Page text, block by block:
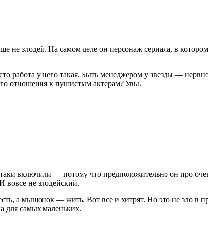
не злодей. На самом деле он персонаж сериала, в
работа у него такая. Быть менеджером у звезды —
отношения к пушистым актерам? Увы.
включили — потому что предположительно он про
вовсе не злодейский.
а мышонок — жить. Вот все и хитрят. Но это не зло в
для самых маленьких.